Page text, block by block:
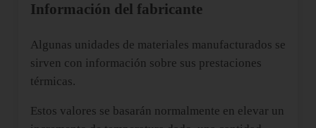
Información del fabricante
Algunas unidades de materiales manufacturados se
sirven con información sobre sus prestaciones
térmicas.
Estos valores se basarán normalmente en elevar un